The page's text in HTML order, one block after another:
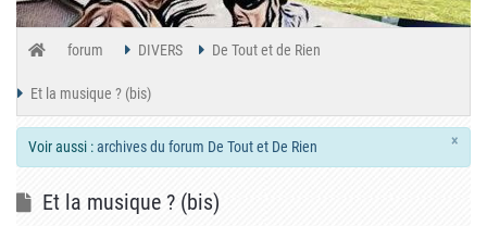
forum DIVERS De Tout et de Rien
Et la musique ? (bis)
×
Voir aussi :archives du forum De Tout et De Rien
Et la musique ? (bis)